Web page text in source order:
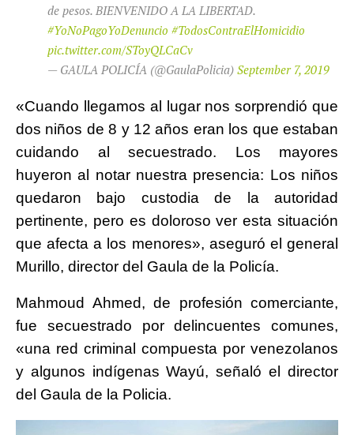
de pesos. BIENVENIDO A LA LIBERTAD.
#YoNoPagoYoDenuncio #TodosContraElHomicidio
pic.twitter.com/SToyQLCaCv
— GAULA POLICÍA (@GaulaPolicia) September 7, 2019
«Cuando llegamos al lugar nos sorprendió que
dos niños de 8 y 12 años eran los que estaban
cuidando al secuestrado. Los mayores
huyeron al notar nuestra presencia: Los niños
quedaron bajo custodia de la autoridad
pertinente, pero es doloroso ver esta situación
que afecta a los menores», aseguró el general
Murillo, director del Gaula de la Policía.
Mahmoud Ahmed, de profesión comerciante,
fue secuestrado por delincuentes comunes,
«una red criminal compuesta por venezolanos
y algunos indígenas Wayú, señaló el director
del Gaula de la Policia.